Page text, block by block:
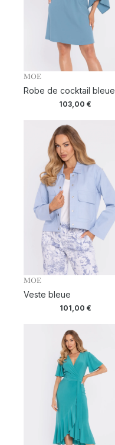
MOE
Robe de cocktail bleue
103,00€
MOE
Veste bleue
101,00 €